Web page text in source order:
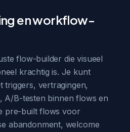
en workflow-
flow-builder die visueel
krachtig is. Je kunt
vertragingen,
A/B-testen binnen flows en
pre-built flows voor
abandonment, welcome